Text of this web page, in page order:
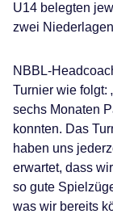
U14 belegten
zwei
NBBL-
Turnier wie folgt:
sechs Monaten
konnten. Das
haben uns
erwartet, dass
so gute
was wir bereits